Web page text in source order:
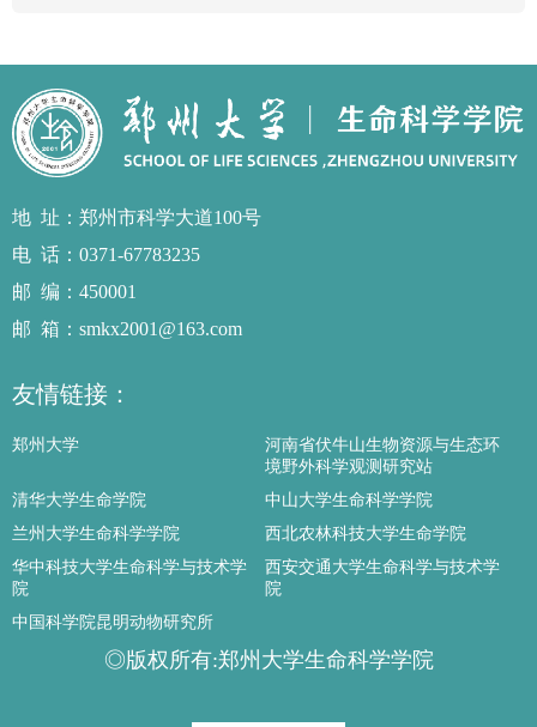
地址 ：郑州市科学大道100号
电话 ：0371-67783235
邮编 ：450001
邮箱 ：smkx2001@163.com
友情链接：
郑州大学
河南省伏牛山生物资源与生态环
境野外科学观测研究站
清华大学生命学院
中山大学生命科学学院
兰州大学生命科学学院
西北农林科技大学生命学院
华中科技大学生命科学与技术学
院
西安交通大学生命科学与技术学
院
中国科学院昆明动物研究所
◎版权所有:郑州大学生命科学学院